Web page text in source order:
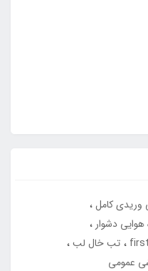
هوایی دشوار
تب خال لب
عمومی